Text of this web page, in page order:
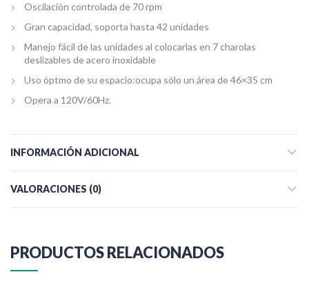
Oscilación controlada de 70 rpm
Gran capacidad, soporta hasta 42 unidades
Manejo fácil de las unidades al colocarlas en 7 charolas
deslizables de acero inoxidable
Uso óptmo de su espacio:ocupa sólo un área de 46×35 cm
Opera a 120V/60Hz.
INFORMACIÓN ADICIONAL
VALORACIONES (0)
PRODUCTOS RELACIONADOS